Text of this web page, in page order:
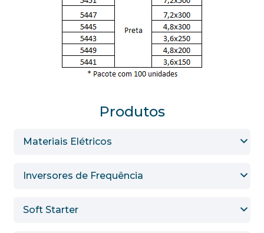
Produtos
Materiais Elétricos
Inversores de Frequência
Soft Starter